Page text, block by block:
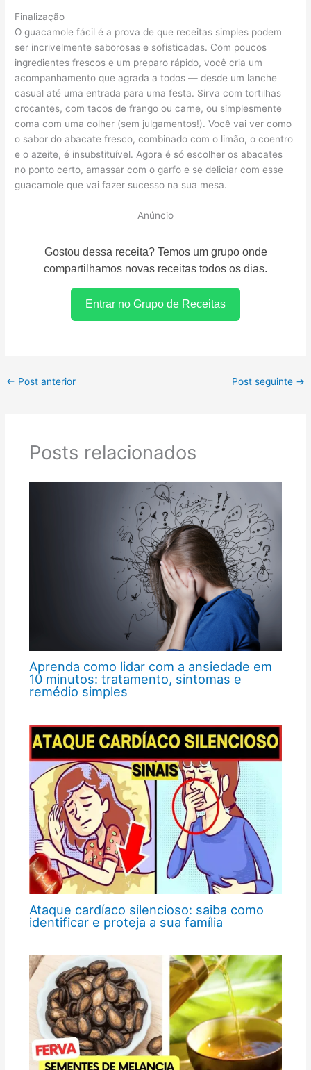
Finalização
O guacamole fácil é a prova de que receitas simples podem
ser incrivelmente saborosas e sofisticadas. Com poucos
ingredientes frescos e um preparo rápido, você cria um
acompanhamento que agrada a todos — desde um lanche
casual até uma entrada para uma festa. Sirva com tortilhas
crocantes, com tacos de frango ou carne, ou simplesmente
coma com uma colher (sem julgamentos!). Você vai ver como
o sabor do abacate fresco, combinado com o limão, o coentro
e o azeite, é insubstituível. Agora é só escolher os abacates
no ponto certo, amassar com o garfo e se deliciar com esse
guacamole que vai fazer sucesso na sua mesa.
Anúncio
Gostou dessa receita? Temos um grupo onde
compartilhamos novas receitas todos os dias.
Entrar no Grupo de Receitas
← Post anterior Post seguinte →
Posts relacionados
Aprenda como lidar com a ansiedade em
10 minutos: tratamento, sintomas e
remédio simples
Ataque cardíaco silencioso: saiba como
identificar e proteja a sua família